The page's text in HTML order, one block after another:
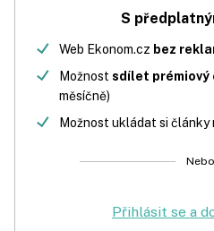
S
Web Ekonom.cz bez
Možnost sdílet prémiový
měsíčně)
Možnost ukládat si články
Nebo
Přihlásit se a